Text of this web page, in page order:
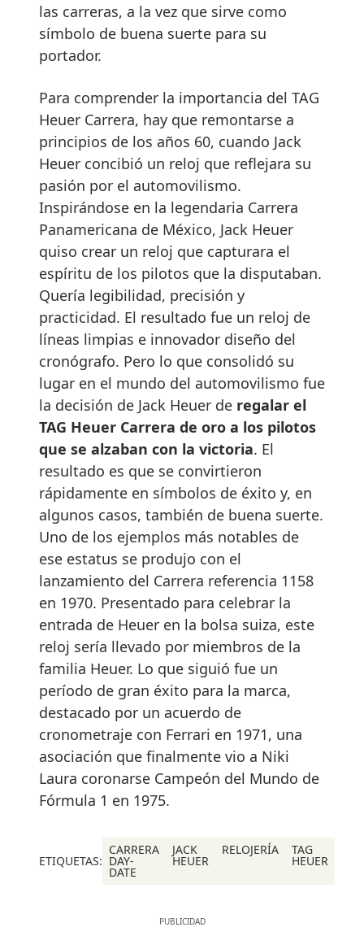
las carreras, a la vez que sirve como
símbolo de buena suerte para su
portador.
Para comprender la importancia del TAG
Heuer Carrera, hay que remontarse a
principios de los años 60, cuando Jack
Heuer concibió un reloj que reflejara su
pasión por el automovilismo.
Inspirándose en la legendaria Carrera
Panamericana de México, Jack Heuer
quiso crear un reloj que capturara el
espíritu de los pilotos que la disputaban.
Quería legibilidad, precisión y
practicidad. El resultado fue un reloj de
líneas limpias e innovador diseño del
cronógrafo. Pero lo que consolidó su
lugar en el mundo del automovilismo fue
la decisión de Jack Heuer de regalar el
TAG Heuer Carrera de oro a los pilotos
que se alzaban con la victoria. El
resultado es que se convirtieron
rápidamente en símbolos de éxito y, en
algunos casos, también de buena suerte.
Uno de los ejemplos más notables de
ese estatus se produjo con el
lanzamiento del Carrera referencia 1158
en 1970. Presentado para celebrar la
entrada de Heuer en la bolsa suiza, este
reloj sería llevado por miembros de la
familia Heuer. Lo que siguió fue un
período de gran éxito para la marca,
destacado por un acuerdo de
cronometraje con Ferrari en 1971, una
asociación que finalmente vio a Niki
Laura coronarse Campeón del Mundo de
Fórmula 1 en 1975.
ETIQUETAS:
CARRERA
DAY-
DATE
JACK
HEUER
RELOJERÍA TAG
HEUER